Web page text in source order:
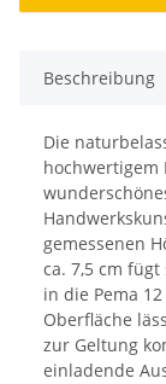
Beschreibung
Die
hochwertigem
gemessenen
ca. 7,5 cm
in die Pema
Oberfläche
zur Geltung
einladende